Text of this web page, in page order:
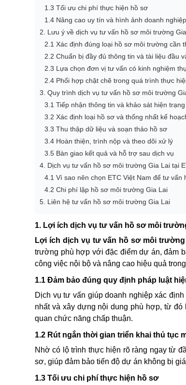
1.3 Tối ưu chi phí thực hiện hồ sơ
1.4 Nâng cao uy tín và hình ảnh doanh nghiệp
2. Lưu ý về dịch vụ tư vấn hồ sơ môi trường
2.1 Xác định đúng loại hồ sơ môi trường cần
2.2 Chuẩn bị đầy đủ thông tin và tài liệu đầu
2.3 Lựa chọn đơn vị tư vấn có kinh nghiệm
2.4 Phối hợp chặt chẽ trong quá trình thực
3. Quy trình dịch vụ tư vấn hồ sơ môi trường
3.1 Tiếp nhận thông tin và khảo sát hiện trạng
3.2 Xác định loại hồ sơ và thống nhất kế
3.3 Thu thập dữ liệu và soạn thảo hồ sơ
3.4 Hoàn thiện, trình nộp và theo dõi xử lý
3.5 Bàn giao kết quả và hỗ trợ sau dịch vụ
4. Dịch vụ tư vấn hồ sơ môi trường Gia Lai tại
4.1 Vì sao nên chọn ETC Việt Nam để tư
4.2 Chi phí lập hồ sơ môi trường Gia Lai
5. Liên hệ tư vấn hồ sơ môi trường Gia Lai
1. Lợi ích dịch vụ tư vấn hồ sơ môi
Lợi ích dịch vụ tư vấn hồ sơ môi trường
trường phù hợp với đặc điểm dự án, đảm
công việc nội bộ và nâng cao hiệu quả
1.1 Đảm bảo đúng quy định pháp luật
Dịch vụ tư vấn giúp doanh nghiệp xác
nhất và xây dựng nội dung phù hợp, từ
quan chức năng chấp thuận.
1.2 Rút ngắn thời gian triển khai thủ tục
Nhờ có lộ trình thực hiện rõ ràng ngay từ
sơ, giúp đảm bảo tiến độ dự án không bị
1.3 Tối ưu chi phí thực hiện hồ sơ